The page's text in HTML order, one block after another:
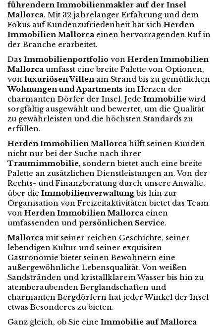
führendern Immobilienmakler auf der Insel
Mallorca. Mit 32 jahrelanger Erfahrung und dem
Fokus auf Kundenzufriedenheit hat sich Herden
Immobilien Mallorca einen hervorragenden Ruf in
der Branche erarbeitet.
Das Immobilienportfolio von Herden Immobilien
Mallorca umfasst eine breite Palette von Optionen,
von luxuriösen Villenam Strand bis zu gemütlichen
Wohnungen und Apartments im Herzen der
charmanten Dörfer der Insel. Jede Immobilie wird
sorgfältig ausgewählt und bewertet, um die Qualität
zu gewährleisten und die höchsten Standards zu
erfüllen.
Herden Immobilien Mallorca hilft seinen Kunden
nicht nur bei der Suche nach ihrer
Traumimmobilie, sondern bietet auch eine breite
Palette an zusätzlichen Dienstleistungen an. Von der
Rechts- und Finanzberatung durch unsere Anwälte,
über die Immobilienverwaltungbis hin zur
Organisation von Freizeitaktivitäten bietet das Team
von Herden Immobilien Mallorca einen
umfassenden und persönlichen Service.
Mallorca mit seiner reichen Geschichte, seiner
lebendigen Kultur und seiner exquisiten
Gastronomie bietet seinen Bewohnern eine
außergewöhnliche Lebensqualität. Von weißen
Sandstränden und kristallklarem Wasser bis hin zu
atemberaubenden Berglandschaften und
charmanten Bergdörfern hat jeder Winkel der Insel
etwas Besonderes zu bieten.
Ganz gleich, ob Sie eine Immobilie auf Mallorca